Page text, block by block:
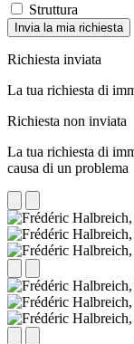
Struttura
Invia la mia richiesta
Richiesta inviata
La tua richiesta di
Richiesta non inviata
La tua richiesta di
causa di un problema